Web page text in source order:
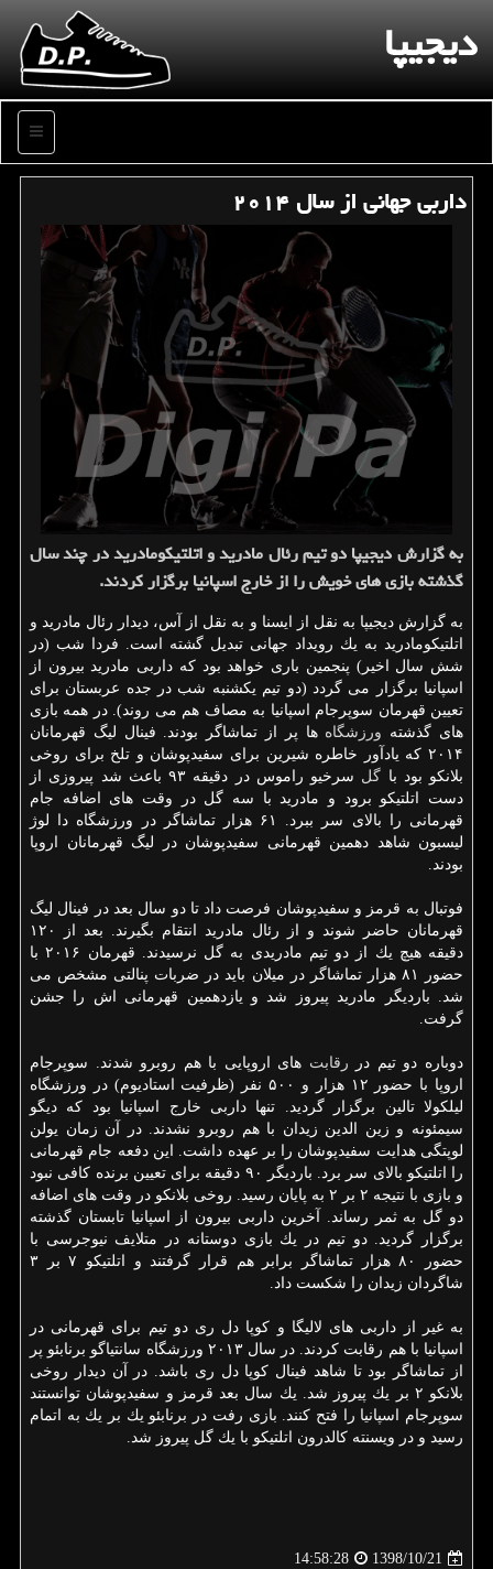
دیجیپا
منو
داربی جهانی از سال ۲۰۱۴
به گزارش دیجیپا دو تیم رئال مادرید و اتلتیكومادرید در چند سال
گذشته بازی های خویش را از خارج اسپانیا برگزار كردند.
به گزارش دیجیپا به نقل از ایسنا و به نقل از آس، دیدار رئال مادرید و
اتلتیكومادرید به یك رویداد جهانی تبدیل گشته است. فردا شب (در
شش سال اخیر) پنجمین باری خواهد بود كه داربی مادرید بیرون از
اسپانیا برگزار می گردد (دو تیم یكشنبه شب در جده عربستان برای
تعیین قهرمان سوپرجام اسپانیا به مصاف هم می روند). در همه بازی
های گذشته ورزشگاه ها پر از تماشاگر بودند. فینال لیگ قهرمانان
۲۰۱۴ كه یادآور خاطره شیرین برای سفیدپوشان و تلخ برای روخی
بلانكو بود با گل
سرخیو راموس در دقیقه ۹۳ باعث شد پیروزی از
دست اتلتیكو برود و مادرید با سه گل در وقت های اضافه جام
قهرمانی را بالای سر ببرد. ۶۱ هزار تماشاگر در ورزشگاه دا لوژ
لیسبون شاهد دهمین قهرمانی سفیدپوشان در لیگ قهرمانان اروپا
بودند.
فوتبال به قرمز و سفیدپوشان فرصت داد تا دو سال بعد در فینال لیگ
قهرمانان حاضر شوند و از رئال مادرید انتقام بگیرند. بعد از ۱۲۰
دقیقه هیچ یك از دو تیم مادریدی به گل نرسیدند. قهرمان ۲۰۱۶ با
حضور ۸۱ هزار تماشاگر در میلان باید در ضربات پنالتی مشخص می
شد. باردیگر مادرید پیروز شد و یازدهمین قهرمانی اش را جشن
گرفت.
دوباره دو تیم در رقابت های اروپایی با هم روبرو شدند. سوپرجام
اروپا با حضور ۱۲ هزار و ۵۰۰ نفر (ظرفیت استادیوم) در ورزشگاه
لیلكولا تالین برگزار گردید. تنها داربی خارج اسپانیا بود كه دیگو
سیمئونه و زین الدین زیدان با هم روبرو نشدند. در آن زمان یولن
لوپتگی هدایت سفیدپوشان را بر عهده داشت. این دفعه جام قهرمانی
را اتلتیكو بالای سر برد. باردیگر ۹۰ دقیقه برای تعیین برنده كافی نبود
و بازی با نتیجه ۲ بر ۲ به پایان رسید. روخی بلانكو در وقت های اضافه
دو گل به ثمر رساند. آخرین داربی بیرون از اسپانیا تابستان گذشته
برگزار گردید. دو تیم در یك بازی دوستانه در متلایف نیوجرسی با
حضور ۸۰ هزار تماشاگر برابر هم قرار گرفتند و اتلتیكو ۷ بر ۳
شاگردان زیدان را شكست داد.
به غیر از داربی های لالیگا و كوپا دل ری دو تیم برای قهرمانی در
اسپانیا با هم رقابت كردند. در سال ۲۰۱۳ ورزشگاه سانتیاگو برنابئو پر
از تماشاگر بود تا شاهد فینال كوپا دل ری باشد. در آن دیدار روخی
بلانكو ۲ بر یك پیروز شد. یك سال بعد قرمز و سفیدپوشان توانستند
سوپرجام اسپانیا را فتح كنند. بازی رفت در برنابئو یك بر یك به اتمام
رسید و در ویسنته كالدرون اتلتیكو با یك گل پیروز شد.
1398/10/21
14:58:28